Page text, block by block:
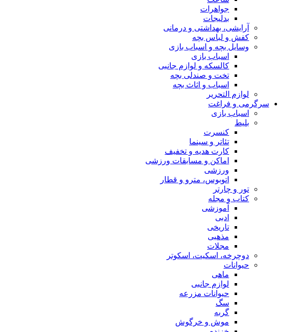
جواهرات
بدلیجات
آرایشی، بهداشتی و درمانی
کفش و لباس بچه
وسایل بچه و اسباب بازی
اسباب بازی
کالسکه و لوازم جانبی
تخت و صندلی بچه
اسباب و اثاث بچه
لوازم التحریر
سرگرمی و فراغت
اسباب‌ بازی
بلیط
کنسرت
تئاتر و سینما
کارت هدیه و تخفیف
اماکن و مسابقات ورزشی
ورزشی
اتوبوس، مترو و قطار
تور و چارتر
کتاب و مجله
آموزشی
ادبی
تاریخی
مذهبی
مجلات
دوچرخه، اسکیت، اسکوتر
حیوانات
ماهی
لوازم جانبی
حیوانات مزرعه
سگ
گربه
موش و خرگوش